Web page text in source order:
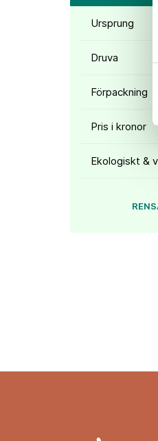
Ursprung
Druva
Förpackning
Pris i kronor
Ekologiskt &